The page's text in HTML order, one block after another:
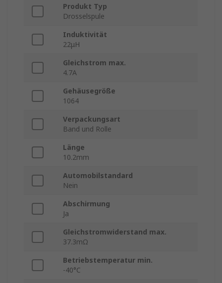
Produkt Typ
Drosselspule
Induktivität
22μH
Gleichstrom max.
4.7A
Gehäusegröße
1064
Verpackungsart
Band und Rolle
Länge
10.2mm
Automobilstandard
Nein
Abschirmung
Ja
Gleichstromwiderstand max.
37.3mΩ
Betriebstemperatur min.
-40°C